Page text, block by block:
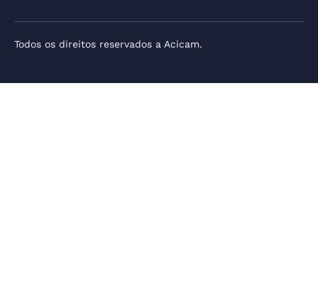
Todos os direitos reservados a Acicam.